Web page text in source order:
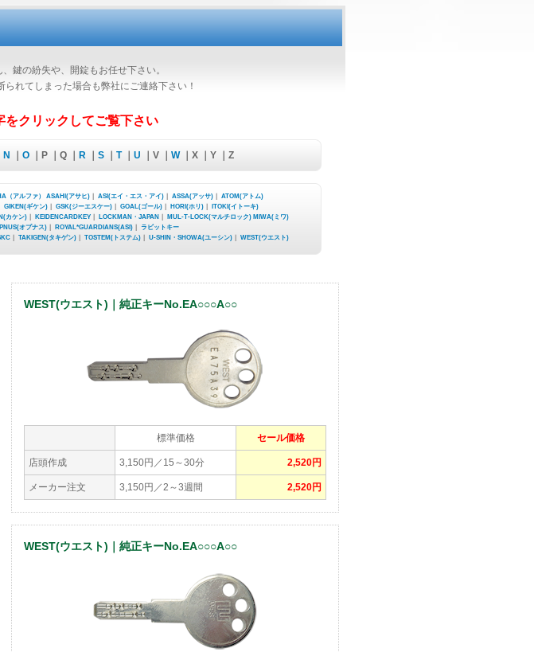
鍵の紛失や、開錠もお任せ下さい。
れてしまった場合も弊社にご連絡下さい！
クリックしてご覧下さい
N O ｜P ｜Q ｜ R S T｜ U ｜V ｜ W｜X ｜Y ｜Z
（アルファ） ASAHI(アサヒ)｜ ASI(エイ・エス・アイ)｜ ASSA(アッサ)｜ ATOM(アトム)
GIKEN(ギケン)｜ GSK(ジーエスケー)｜ GOAL(ゴール)｜ HORI(ホリ)｜
ITOKI(イトーキ)
カケン) KEIDENCARDKEY LOCKMAN・JAPAN MUL-T-LOCK(マルチロック) MIWA(ミワ)
オプナス)｜ ROYAL*GUARDIANS(ASI)｜ ラビットキー
｜ TAKIGEN(タキゲン)｜ TOSTEM(トステム)｜ U-SHIN・SHOWA(ユーシン)｜ WEST(ウエスト)
WEST(ウエスト)｜純正キーNo.EA○○○A○○
標準価格 セール価格
店頭作成 3,150円／15～30分 2,520円
メーカー注文 3,150円／2～3週間 2,520円
WEST(ウエスト)｜純正キーNo.EA○○○A○○